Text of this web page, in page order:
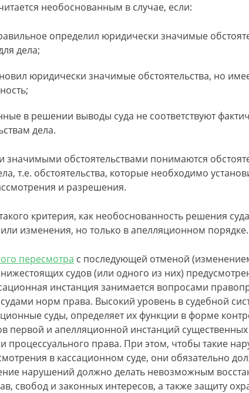
необоснованным в случае, если:
определил юридически значимые
дела;
юридически значимые обстоятельства, но
в решении выводы суда не соответствуют
дела.
значимыми обстоятельствами понимаются
т.е. обстоятельства, которые необходимо
и разрешения.
критерия, как необоснованность решения
изменения, но только в апелляционном порядке.
пересмотра с последующей отменой
судов (или одного из них)
инстанция занимается вопросами
норм права. Высокий уровень в судебной
суды, определяет их функции в форме
первой и апелляционной инстанций
процессуального права. При этом, чтобы такие
в кассационном суде, они обязательно
нарушений должно делать невозможным
свобод и законных интересов, а также защиту